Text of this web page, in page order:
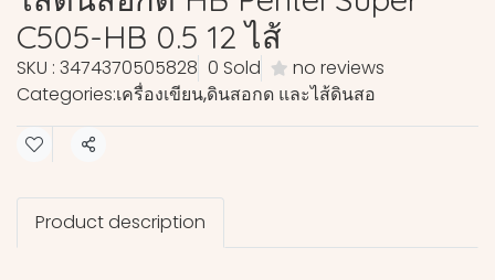
C505-HB 0.5 12 ไส้
SKU : 3474370505828 0 Sold
no reviews
Categories:เครื่องเขียน,ดินสอกด และไส้ดินสอ
Share
Product description